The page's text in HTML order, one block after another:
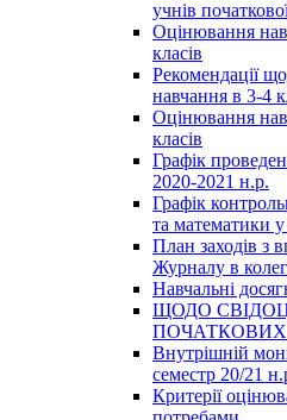
учнів
Оцінювання
класів
Рекомендації
навчання в 3-4
Оцінювання
класів
Графік
2020-2021 н.р.
Графік
та математики
План заходів з
Журналу в
Навчальні
ЩОДО
Внутрішній
семестр 20/21
Критерії